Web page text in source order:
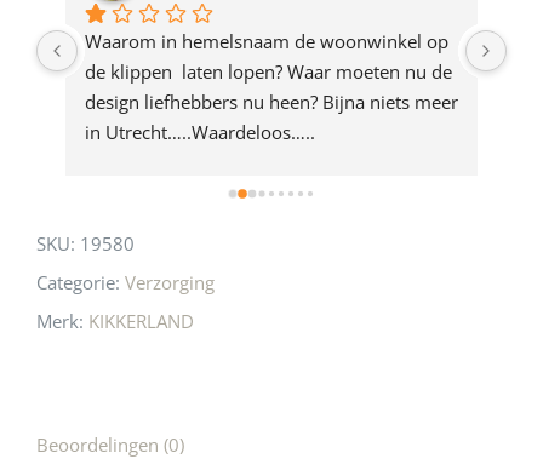
productWaarom in hemelsnaam de woonwinkel op
de klippen  laten lopen? Waar moeten nu de
design liefhebbers nu heen? Bijna niets meer
in Utrecht…..Waardeloos…..
SKU: 19580
Categorie: Verzorging
Merk: KIKKERLAND
Beoordelingen (0)